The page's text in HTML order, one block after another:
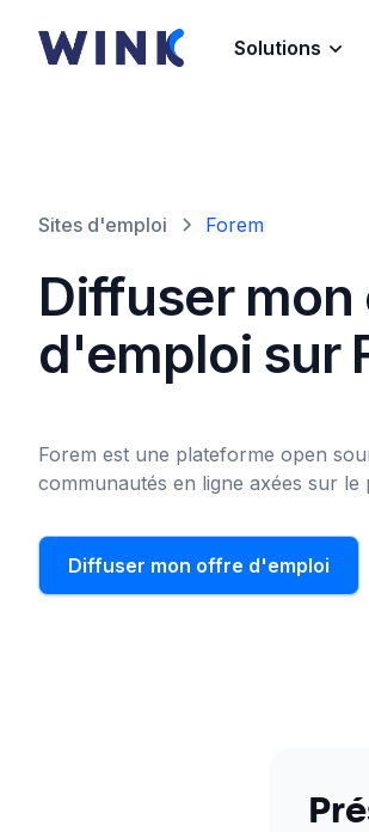
Solutions
Sites d'emploi Forem
Diffuser
d'emploi sur
Forem est une plateforme open
communautés en ligne axées sur le
Diffuser mon offre d'emploi